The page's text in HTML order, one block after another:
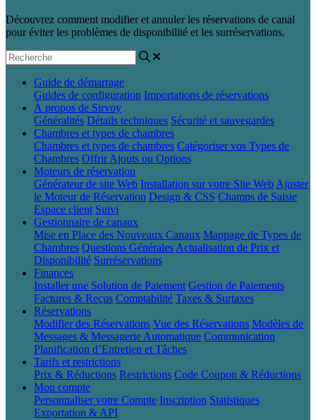
Découvrez comment modifier et annuler les réservations de canal
pour éviter les problèmes de disponibilité et les surréservations.
Guide de démarrage
Guides de configuration Importations de réservations
À propos de Sirvoy
Généralités Détails techniques Sécurité et sauvegardes
Chambres et types de chambres
Chambres et types de chambres Catégoriser vos Types de
Chambres Offrir Ajouts ou Options
Moteurs de réservation
Générateur de site Web Installation sur votre Site Web Ajuster
le Moteur de Réservation Design & CSS Champs de Saisie
Espace client Suivi
Gestionnaire de canaux
Mise en Place des Nouveaux Canaux Mappage de Types de
Chambres Questions Générales Actualisation de Prix et
Disponibilité Surréservations
Finances
Installer une Solution de Paiement Gestion de Paiements
Factures & Reçus Comptabilité Taxes & Surtaxes
Réservations
Modifier des Réservations Vue des Réservations Modèles de
Messages & Messagerie Automatique Communication
Planification d’Entretien et Tâches
Tarifs et restrictions
Prix & Réductions Restrictions Code Coupon & Réductions
Mon compte
Personnaliser votre Compte Inscription Statistiques
Exportation & API